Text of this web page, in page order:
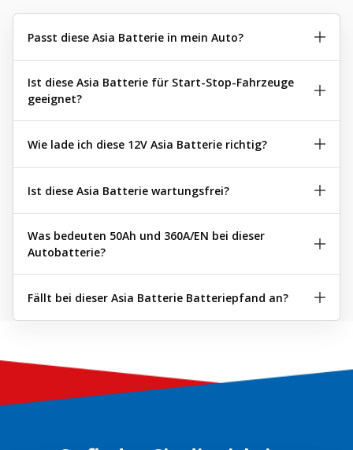
Passt diese Asia Batterie in mein Auto?
Ist diese Asia Batterie für Start-Stop-Fahrzeuge
geeignet?
Wie lade ich diese 12V Asia Batterie richtig?
Ist diese Asia Batterie wartungsfrei?
Was bedeuten 50Ah und 360A/EN bei dieser
Autobatterie?
Fällt bei dieser Asia Batterie Batteriepfand an?